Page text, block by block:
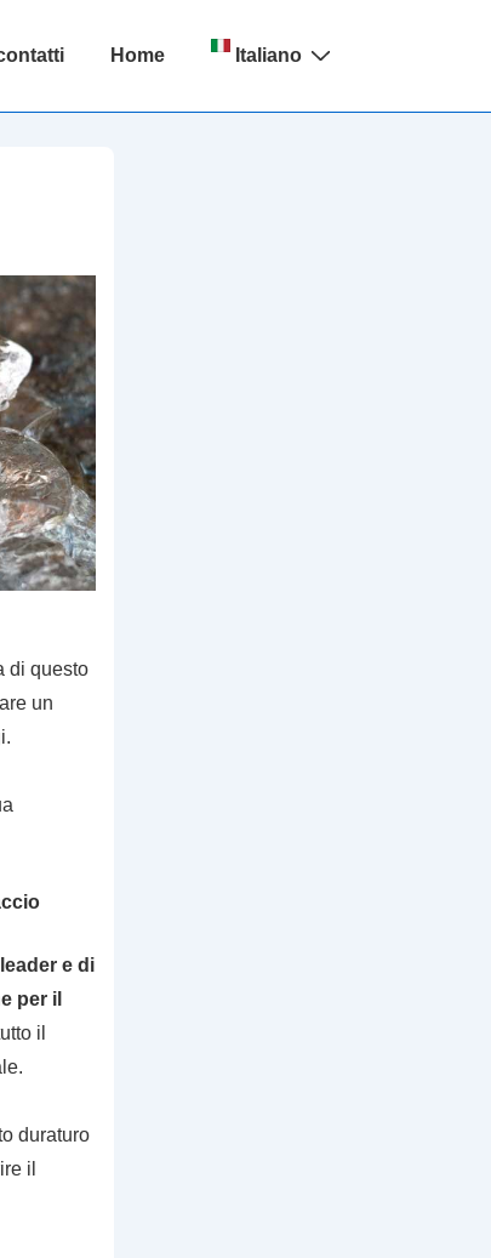
Home Italiano
di questo
un
e di
per il
il
duraturo
il